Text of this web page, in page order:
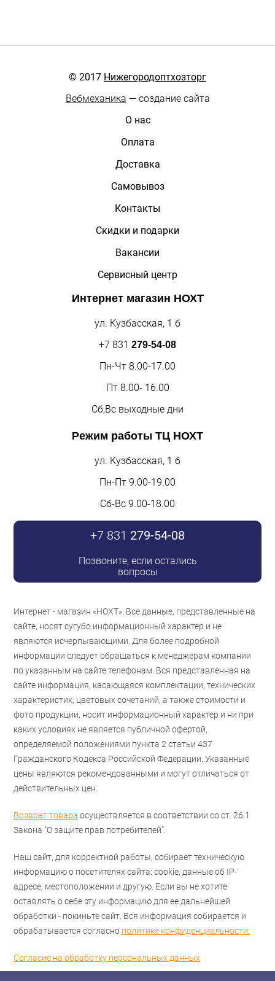
© 2017 Нижегородоптхозторг
Вебмеханика — создание сайта
О нас
Оплата
Доставка
Самовывоз
Контакты
Скидки и подарки
Вакансии
Сервисный центр
Интернет магазин НОХТ
ул. Кузбасская, 1 б
+7 831 279-54-08
Пн-Чт 8.00-17.00
Пт 8.00- 16.00
Сб,Вс выходные дни
Режим работы ТЦ НОХТ
ул. Кузбасская, 1 б
Пн-Пт 9.00-19.00
Сб-Вс 9.00-18.00
+7 831 279-54-08
Позвоните, если остались
вопросы
Интернет - магазин «НОХТ». Все данные, представленные на
сайте, носят сугубо информационный характер и не
являются исчерпывающими. Для более подробной
информации следует обращаться к менеджерам компании
по указанным на сайте телефонам. Вся представленная на
сайте информация, касающаяся комплектации, технических
характеристик, цветовых сочетаний, а также стоимости и
фото продукции, носит информационный характер и ни при
каких условиях не является публичной офертой,
определяемой положениями пункта 2 статьи 437
Гражданского Кодекса Российской Федерации. Указанные
цены являются рекомендованными и могут отличаться от
действительных цен.
Возврат товара осуществляется в соответствии со ст. 26.1
Закона "О защите прав потребителей".
Наш сайт, для корректной работы, собирает техническую
информацию о посетителях сайта: cookie, данные об IP-
адресе, местоположении и другую. Если вы не хотите
оставлять о себе эту информацию для ее дальнейшей
обработки - покиньте сайт. Вся информация собирается и
обрабатывается согласно политике конфиденциальности.
Согласие на обработку персональных данных